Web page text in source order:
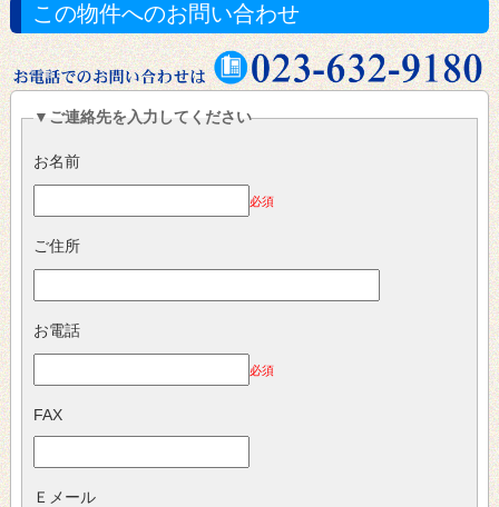
この物件へのお問い合わせ
▼ご連絡先を入力してください
お名前
必須
ご住所
お電話
必須
FAX
Ｅメール